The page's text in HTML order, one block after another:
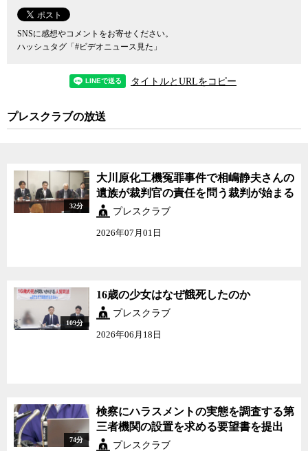
SNSに感想やコメントをお寄せください。
ハッシュタグ「#ビデオニュース見た」
タイトルとURLをコピー
プレスクラブの放送
32分
大川原化工機冤罪事件で相嶋静夫さんの
遺族が裁判官の責任を問う裁判が始まる
プレスクラブ
2026年07月01日
109分
16歳の少女はなぜ餓死したのか
プレスクラブ
2026年06月18日
74分
検察にハラスメントの実態を調査する第
三者機関の設置を求める要望書を提出
プレスクラブ